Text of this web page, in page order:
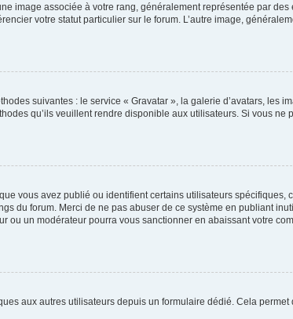
image associée à votre rang, généralement représentée par des
votre statut particulier sur le forum. L’autre image,
suivantes : le service « Gravatar », la galerie d’avatars, les
qu’ils veuillent rendre disponible aux utilisateurs. Si vous ne
vous avez publié ou identifient certains utilisateurs spécifiques,
du forum. Merci de ne pas abuser de ce système en publiant
ou un modérateur pourra vous sanctionner en abaissant votre
aux autres utilisateurs depuis un formulaire dédié. Cela permet